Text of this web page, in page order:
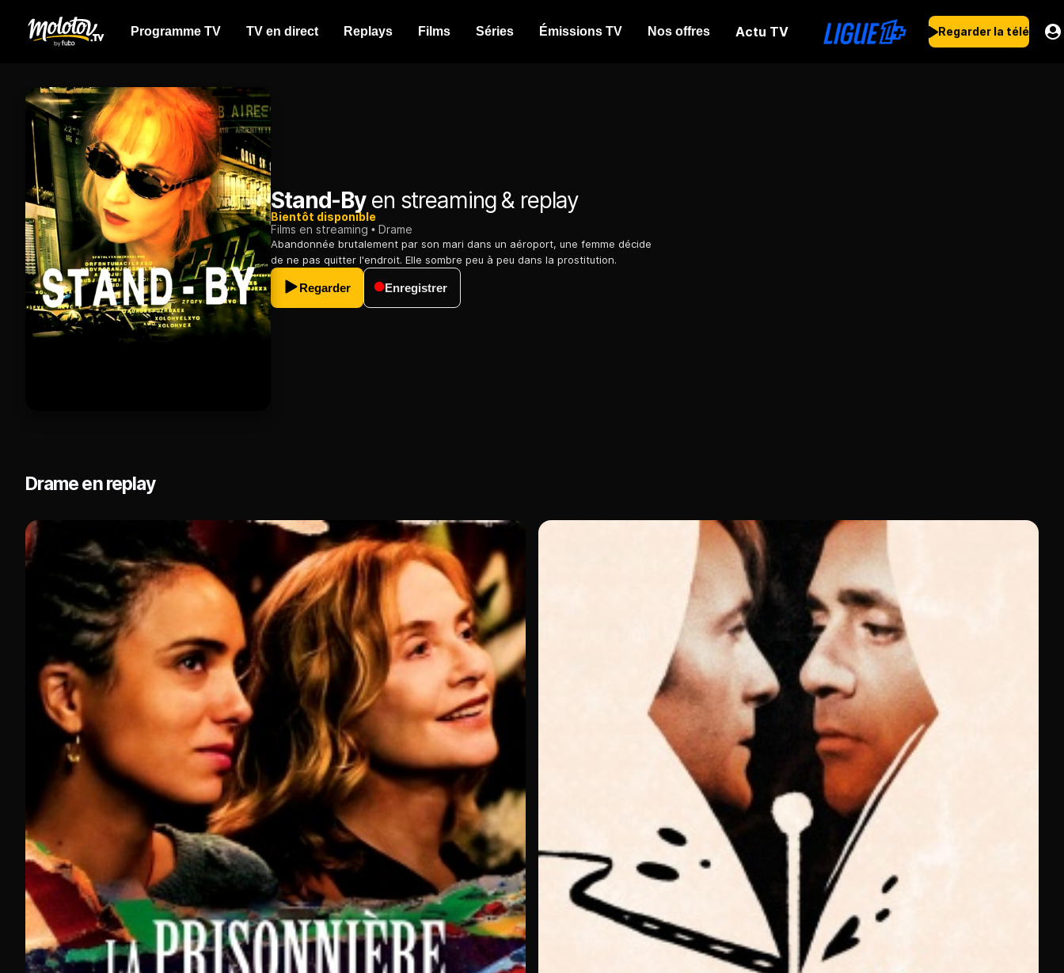
Programme TV TV en direct Replays Films Séries Émissions TV Nos offres Actu TV Regarder la télé
Stand-Byen streaming & replay
Bientôt disponible
Films en streaming
Drame
Abandonnée brutalement par son mari dans un aéroport, une femme décide
de ne pas quitter l'endroit. Elle sombre peu à peu dans la prostitution.
Regarder Enregistrer
Drame en replay